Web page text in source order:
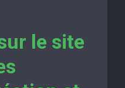
le site